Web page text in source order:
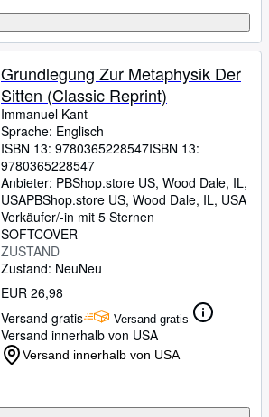
Grundlegung Zur Metaphysik Der
Sitten (Classic Reprint)
Immanuel Kant
Sprache: Englisch
ISBN 13: 9780365228547ISBN 13:
9780365228547
Anbieter: PBShop.store US, Wood Dale, IL,
USAPBShop.store US, Wood Dale, IL, USA
Verkäufer/-in mit 5 Sternen
SOFTCOVER
ZUSTAND
Zustand: NeuNeu
EUR 26,98
Versand gratis
Versand gratis
Versand innerhalb von USA
Versand innerhalb von USA